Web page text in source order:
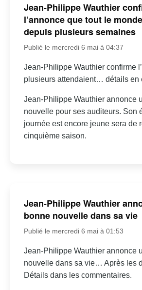
Jean-Philippe Wauthier
l’annonce que tout le
depuis plusieurs semaines
Publié le mercredi 6 mai à 04:37
Jean-Philippe Wauthier confirme
plusieurs attendaient… détails en
Jean-Philippe Wauthier annonce
nouvelle pour ses auditeurs. Son
journée est encore jeune sera de
cinquième saison.
Jean-Philippe Wauthier
bonne nouvelle dans sa vie
Publié le mercredi 6 mai à 01:53
Jean-Philippe Wauthier annonce
nouvelle dans sa vie… Après les
Détails dans les commentaires.